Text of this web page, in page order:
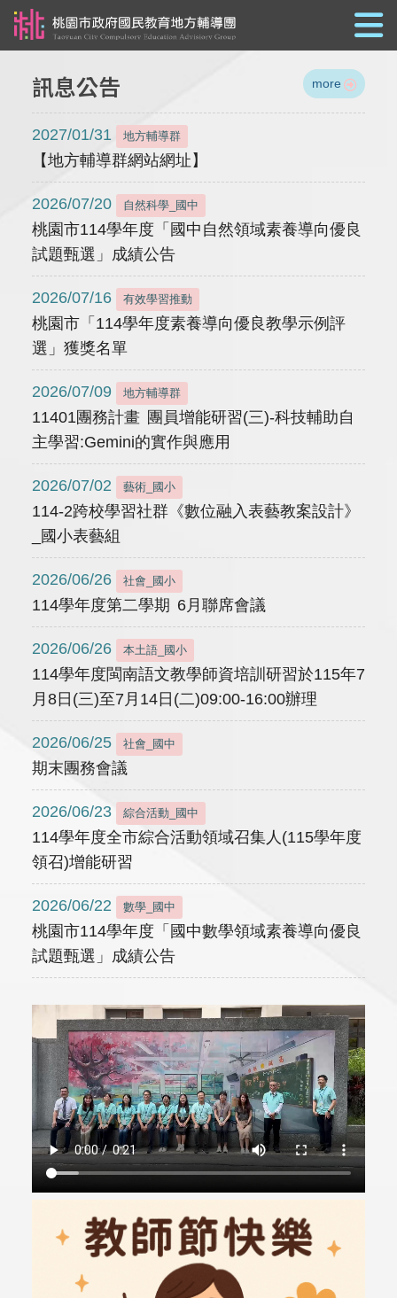
訊息公告 more
2027/01/31 地方輔導群
【地方輔導群網站網址】
2026/07/20 自然科學_國中
桃園市114學年度「國中自然領域素養導向優良
試題甄選」成績公告
2026/07/16 有效學習推動
桃園市「114學年度素養導向優良教學示例評
選」獲獎名單
2026/07/09 地方輔導群
11401團務計畫 團員增能研習(三)-科技輔助自
主學習:Gemini的實作與應用
2026/07/02 藝術_國小
114-2跨校學習社群《數位融入表藝教案設計》
_國小表藝組
2026/06/26 社會_國小
114學年度第二學期 6月聯席會議
2026/06/26 本土語_國小
114學年度閩南語文教學師資培訓研習於115年7
月8日(三)至7月14日(二)09:00-16:00辦理
2026/06/25 社會_國中
期末團務會議
2026/06/23 綜合活動_國中
114學年度全市綜合活動領域召集人(115學年度
領召)增能研習
2026/06/22 數學_國中
桃園市114學年度「國中數學領域素養導向優良
試題甄選」成績公告